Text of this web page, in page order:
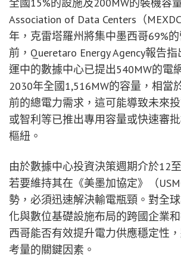
Association of Data Centers（
年，克雷塔羅州將集中墨西哥69%
前，Queretaro Energy Agency報告
運中的數據中心已提出540MW的電
2030年全國1,516MW的容量，相當
前的總電力需求，這可能導致未來
或智利等已推出專用容量或快速審
樞紐。
由於數據中心投資決策週期介於12
若要維持其在《美墨加協定》（
勢，必須迅速解決輸電瓶頸。對全
化與數位基礎設施布局的跨國企業
西哥能否有效提升電力供應穩定性
考量的關鍵因素。